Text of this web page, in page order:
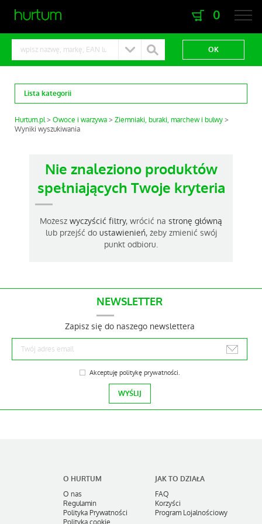
0
Lista kategorii
Hurtum.pl Owoce i warzywa
Ziemniaki, buraki, marchew i bulwy
Wyniki wyszukiwania
Nie znaleziono produktów
spełniających Twoje kryteria
Możesz wyczyścić filtry, wrócić na stronę główną
lub przejść do ustawienień, żeby zmienić swój
punkt odbioru.
NEWSLETTER
Zapisz się do naszego newslettera
Akceptuję politykę prywatności.
O HURTUM
O nas
Regulamin
Polityka Prywatności
Polityka cookie
JAK TO DZIAŁA
FAQ
Korzyści
Program Lojalnościowy